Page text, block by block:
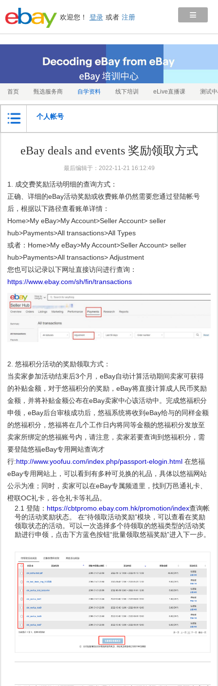
≡
欢迎您！ 登录 或者 注册
首页 甄选服务商 自学资料 线下培训 eLive直播课 测试
个人帐号
eBay deals and events 奖励领取方式
最后编辑于：2022-11-21 16:12:49
1. 成交费奖励活动明细的查询方式：
正确、详细的eBay活动奖励或收费账单仍然需要您通过登陆帐号
后，根据以下路径查看账单详情：
Home>My eBay>My Account>Seller Account> seller
hub>Payments>All transactions>All Types
或者：Home>My eBay>My Account>Seller Account> seller
hub>Payments>All transactions> Adjustment
您也可以记录以下网址直接访问进行查询：
https://www.ebay.com/sh/fin/transactions
2.悠福积分活动的奖励领取方式：
当卖家参加活动结束后3个月，eBay自动计算活动期间卖家可获得
的补贴金额，对于悠福积分的奖励，eBay将直接计算成人民币奖励
金额，并将补贴金额公布在eBay卖家中心该活动中。完成悠福积分
申领，eBay后台审核成功后，悠福系统将收到eBay给与的同样金额
的悠福积分，悠福将在几个工作日内将同等金额的悠福积分发放至
卖家所绑定的悠福账号内，请注意，卖家若要查询到悠福积分，需
要登陆悠福eBay专用网站查询才
行:http://www.yoofuu.com/index.php/passport-elogin.html 在悠福
eBay专用网站上，可以看到有多种可兑换的礼品，具体以悠福网站
公示为准；同时，卖家可以在eBay专属频道里，找到万邑通礼卡、
橙联OC礼卡，谷仓礼卡等礼品。
2.1 登陆： https://cbtpromo.ebay.com.hk/promotion/index查询帐
号的活动奖励状态。 在“待领取活动奖励”模块，可以查看在奖励
领取状态的活动。可以一次选择多个待领取的悠福类型的活动奖
励进行申领，点击下方蓝色按钮“批量领取悠福奖励”进入下一步。